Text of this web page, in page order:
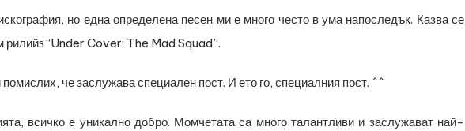
но една определена песен ми е много често в ума напоследък. Казва се
рилийз “Under Cover: The Mad Squad”.
че заслужава специален пост. И ето го, специалния пост. ^^
всичко е уникално добро. Момчетата са много талантливи и заслужават най-